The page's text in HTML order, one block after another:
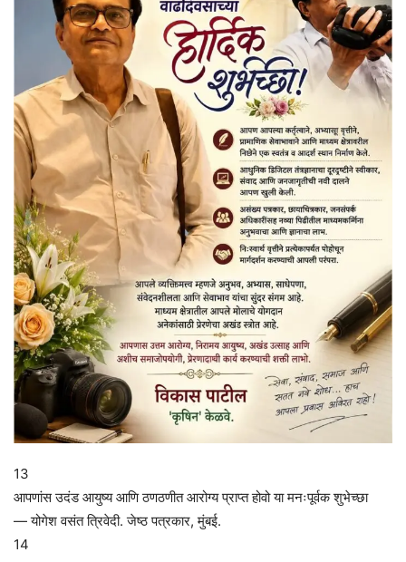
13
आपणांस उदंड आयुष्य आणि ठणठणीत आरोग्य प्राप्त होवो या मनःपूर्वक शुभेच्छा
— योगेश वसंत त्रिवेदी. जेष्ठ पत्रकार, मुंबई.
14